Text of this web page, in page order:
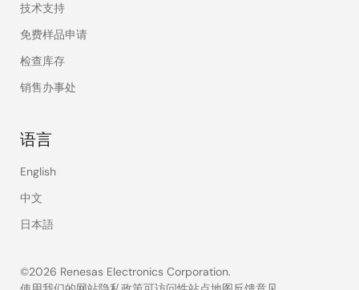
技术支持
免费样品申请
检查库存
销售办事处
语言
English
中文
日本語
©2026 Renesas Electronics Corporation.